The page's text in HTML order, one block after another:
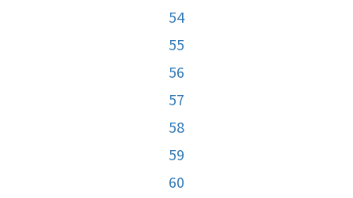
54
55
56
57
58
59
60